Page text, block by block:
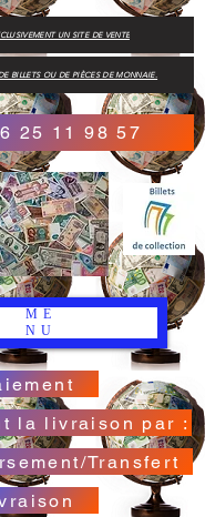
25 11 98 57
ME
NU
Transfert
la livraison par :
BILLETS OU DE PIÈCES DE MONNAIE.
UN SITE DE VENTE